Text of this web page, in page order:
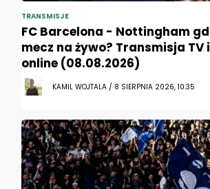
TRANSMISJE
FC Barcelona - Nottingham
mecz na żywo? Transmisja TV
online (08.08.2026)
KAMIL WOJTALA / 8 SIERPNIA 2026, 10:35